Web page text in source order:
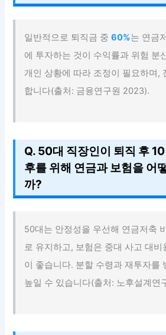
일반적으로 퇴직금 중60%는 연금
에 투자하는 것이 수익률과 위험 분
개인 상황에 따라 조정이 필요하며,
합니다(출처: 금융연구원 2023).
Q. 50대 직장인이 퇴직 후
후를 위해 연금과 보험을 어
까?
50대는 안정성을 우선해 연금저축
로 유지하고, 보험은 중대 사고 대비
이 좋습니다. 분할 수령과 재투자를
높일 수 있습니다(출처: 노후설계연